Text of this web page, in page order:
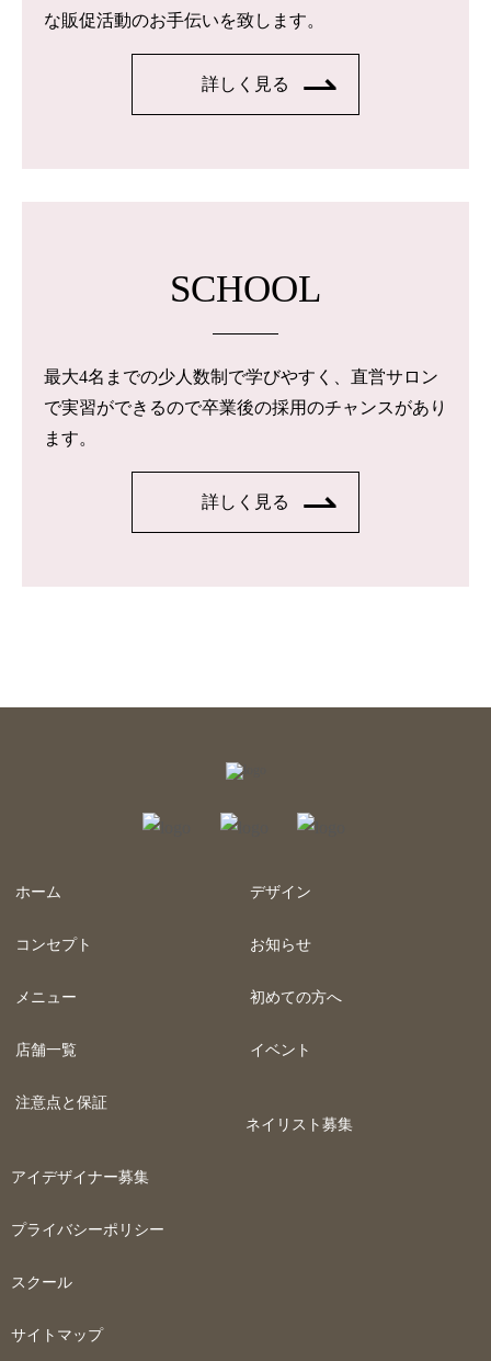
な販促活動のお手伝いを致します。
詳しく見る
SCHOOL
最大4名までの少人数制で学びやすく、直営サロン
で実習ができるので卒業後の採用のチャンスがあり
ます。
詳しく見る
ホーム
コンセプト
メニュー
店舗一覧
注意点と保証
デザイン
お知らせ
初めての方へ
イベント
ネイリスト募集
アイデザイナー募集
プライバシーポリシー
スクール
サイトマップ